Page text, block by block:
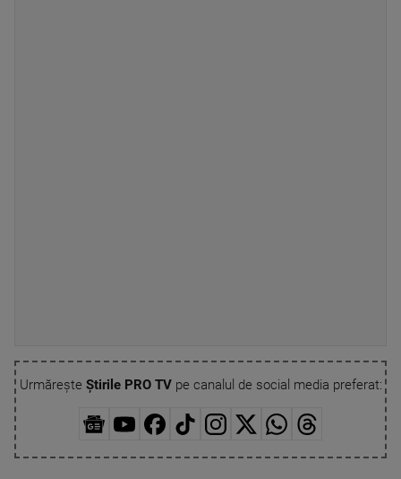
Urmărește Știrile PRO TVpe canalul de social media preferat: